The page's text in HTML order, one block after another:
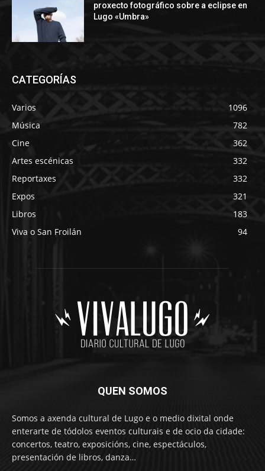
proxecto fotográfico sobre a eclipse en
Lugo «Umbra»
CATEGORÍAS
Varios
1096
Música
782
Cine
362
Artes escénicas
332
Reportaxes
332
Expos
321
Libros
183
Viva o San Froilán
94
QUEN SOMOS
Somos a axenda cultural de Lugo e o medio dixital onde
enterarte de tódolos eventos culturais e de ocio da cidade:
concertos, teatro, exposicións, cine, espectáculos,
presentación de libros, danza…